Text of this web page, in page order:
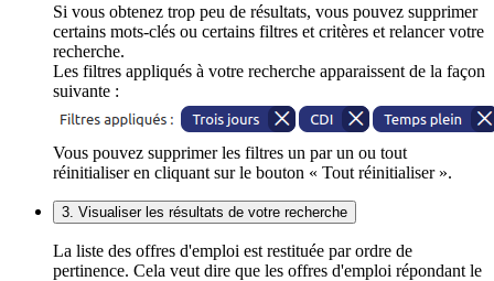
Si vous obtenez trop peu de résultats, vous pouvez supprimer
certains mots-clés ou certains filtres et critères et relancer votre
recherche.
Les filtres appliqués à votre recherche apparaissent de la façon
suivante :
Vous pouvez supprimer les filtres un par un ou tout
réinitialiser en cliquant sur le bouton « Tout réinitialiser ».
3. Visualiser les résultats de votre recherche
La liste des offres d'emploi est restituée par ordre de
pertinence. Cela veut dire que les offres d'emploi répondant le